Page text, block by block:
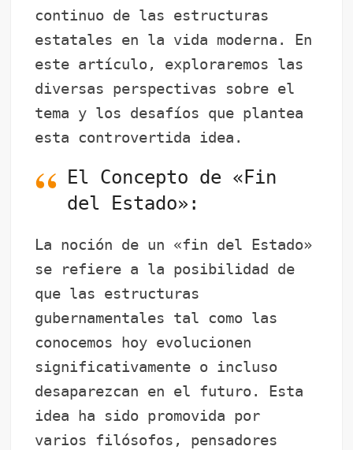
continuo de las estructuras
estatales en la vida moderna. En
este artículo, exploraremos las
diversas perspectivas sobre el
tema y los desafíos que plantea
esta controvertida idea.
El Concepto de «Fin
del Estado»:
La noción de un «fin del Estado»
se refiere a la posibilidad de
que las estructuras
gubernamentales tal como las
conocemos hoy evolucionen
significativamente o incluso
desaparezcan en el futuro. Esta
idea ha sido promovida por
varios filósofos, pensadores